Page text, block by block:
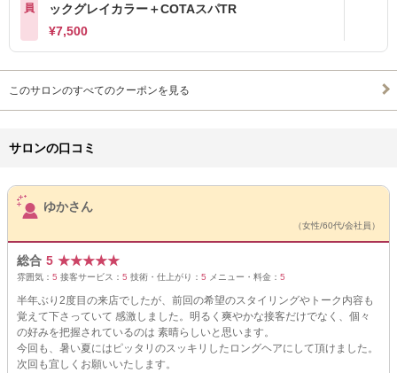
員
ックグレイカラー＋COTAスパTR
¥7,500
このサロンのすべてのクーポンを見る
サロンの口コミ
サロンPick Up
ゆかさん
（女性/60代/会社員）
総合 5 ★★★★★
雰囲気： 5 接客サービス： 5 技術・仕上がり： 5 メニュー・料金： 5
半年ぶり2度目の来店でしたが、前回の希望のスタイリングやトーク内容も
覚えて下さっていて 感激しました。明るく爽やかな接客だけでなく、個々
の好みを把握されているのは 素晴らしいと思います。
今回も、暑い夏にはピッタリのスッキリしたロングヘアにして頂けました。
次回も宜しくお願いいたします。